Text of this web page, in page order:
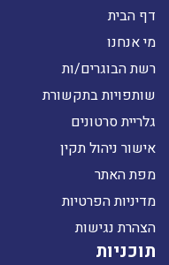
דף הבית
מי אנחנו
רשת הבוגרים/ות
שותפויות בתקשורת
גלריית סרטונים
אישור ניהול תקין
מפת האתר
מדיניות הפרטיות
הצהרת נגישות
תוכניות